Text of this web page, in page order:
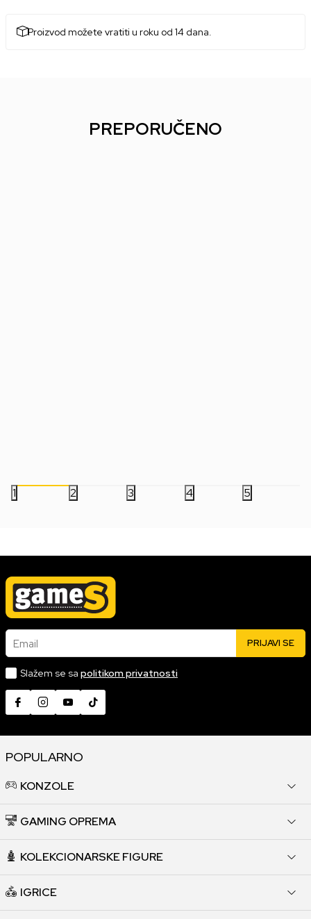
Proizvod možete vratiti u roku od 14 dana.
PREPORUČENO
1 2 3 4 5
Email PRIJAVI SE
Slažem se sa politikom privatnosti
POPULARNO
KONZOLE
GAMING OPREMA
KOLEKCIONARSKE FIGURE
IGRICE